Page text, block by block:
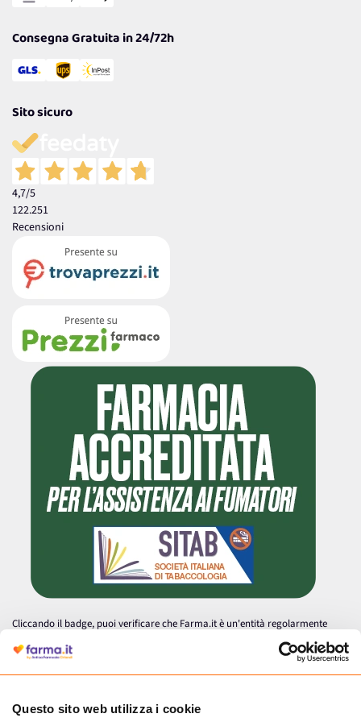
Questo sito web utilizza i cookie
Consegna Gratuita in 24/72h
Sito sicuro
4,7/5
122.251
Recensioni
Cliccando il badge, puoi verificare che Farma.it è un'entità regolarmente
autorizzata dal Ministero della Salute a effettuare la vendita online di
medicinali.